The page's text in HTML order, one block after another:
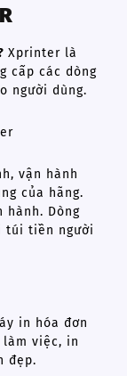
Xprinter là
cấp các dòng
người dùng.
vận hành
của hãng.
hành. Dòng
túi tiền người
in hóa đơn
việc, in
đẹp.